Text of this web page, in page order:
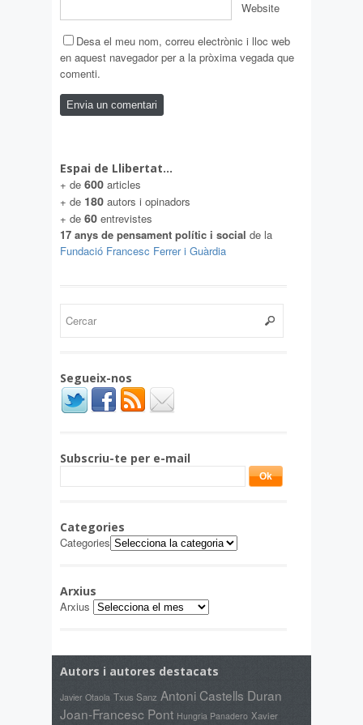
Website
Desa el meu nom, correu electrònic i lloc web
en aquest navegador per a la pròxima vegada que
comenti.
Espai de Llibertat…
+ de 600 articles
+ de 180 autors i opinadors
+ de 60 entrevistes
17 anys de pensament polític i social de la
Fundació Francesc Ferrer i Guàrdia
Segueix-nos
Subscriu-te per e-mail
Categories
Categories
Arxius
Arxius
Autors i autores destacats
Javier Otaola Txus Sanz Antoni Castells Duran
Joan-Francesc Pont Hungria Panadero Xavier